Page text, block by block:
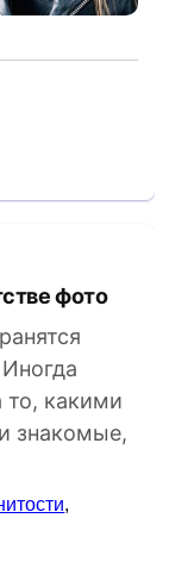
фото
то, какими
знакомые,
,